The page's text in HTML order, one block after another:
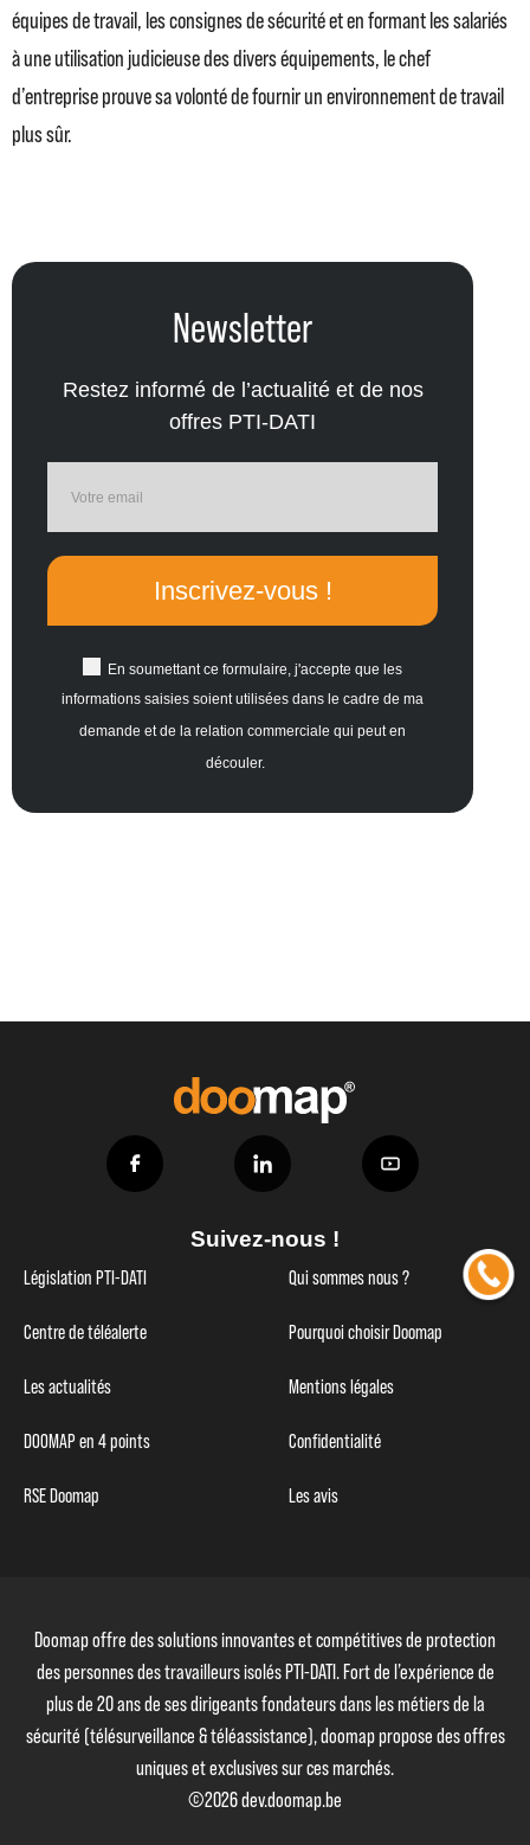
équipes de travail, les consignes de sécurité et en formant les salariés
à une utilisation judicieuse des divers équipements, le chef
d’entreprise prouve sa volonté de fournir un environnement de travail
plus sûr.
Newsletter
Restez informé de l’actualité et de nos
offres PTI-DATI
En soumettant ce formulaire, j'accepte que les
informations saisies soient utilisées dans le cadre de ma
demande et de la relation commerciale qui peut en
découler.
Inscrivez-vous !
Suivez-nous !
Législation PTI-DATI
Centre de téléalerte
Les actualités
DOOMAP en 4 points
RSE Doomap
Qui sommes nous ?
Pourquoi choisir Doomap
Mentions légales
Confidentialité
Les avis
Doomap offre des solutions innovantes et compétitives de protection
des personnes des travailleurs isolés PTI-DATI. Fort de l’expérience de
plus de 20 ans de ses dirigeants fondateurs dans les métiers de la
sécurité (télésurveillance & téléassistance), doomap propose des offres
uniques et exclusives sur ces marchés.
©2026 dev.doomap.be